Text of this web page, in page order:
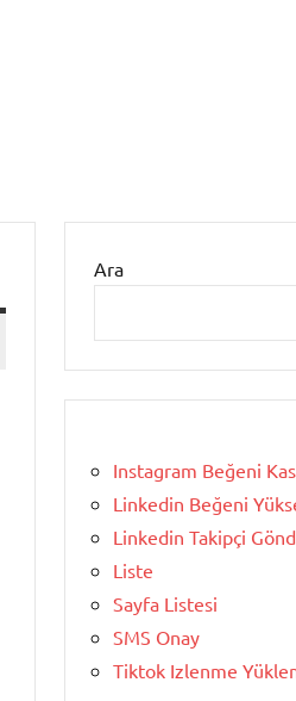
Ara
Instagram Beğeni
Linkedin Beğeni
Linkedin Takipçi
Liste
Sayfa Listesi
SMS Onay
Tiktok Izlenme